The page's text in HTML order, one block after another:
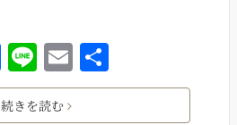
F
a
c
Li
n
e
E
m
ai
有
続きを読む